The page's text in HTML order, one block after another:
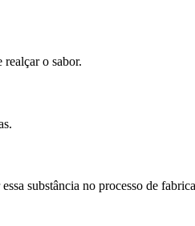
realçar o sabor.
substância no processo de